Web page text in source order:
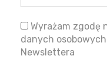
Wyrażam zgodę
danych
Newslettera